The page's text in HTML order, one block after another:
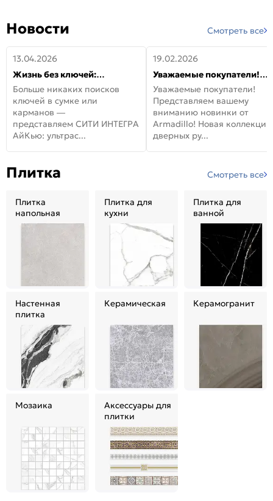
Новости Смотреть все
13.04.2026
Жизнь без ключей:
встречайте новую дверь
СИТИ ИНТЕГРА АйКью!
Больше никаких поисков
ключей в сумке или
карманов —
представляем СИТИ ИНТЕГРА
АйКью: ультрас...
19.02.2026
Уважаемые покупатели!
Представляем вашему
вниманию новинки от
Armadillo!
Уважаемые покупатели!
Представляем вашему
вниманию новинки от
Armadillo! Новая коллекция
дверных ру...
Плитка Смотреть все
Плитка
напольная
Плитка для
кухни
Плитка для
ванной
Настенная
плитка
Керамическая Керамогранит
Мозаика
Аксессуары для
плитки